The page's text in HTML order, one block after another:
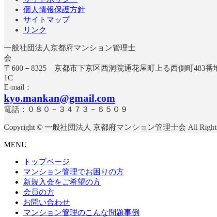
個人情報保護方針
サイトマップ
リンク
一般社団法人京都府マンション管理士
〒600－8325 京都市下京区西洞院通花屋町上る西側町483番
E-mail：
kyo.mankan@gmail.com
電話：０８０－３４７３－６５０９
Copyright © 一般社団法人 京都府マンション管理士会 All
MENU
トップページ
マンション管理でお困りの方
新規入会をご希望の方
会員の方
お問い合わせ
マンション管理のこんな問題事例